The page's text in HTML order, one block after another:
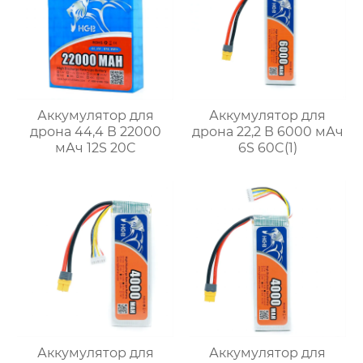
Аккумулятор для
дрона 44,4 В 22000
мАч 12S 20C
Аккумулятор для
дрона 22,2 В 6000 мАч
6S 60C(1)
Аккумулятор для
Аккумулятор для